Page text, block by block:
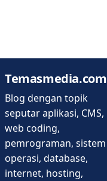
Temasmedia.com
Blog dengan topik
seputar aplikasi, CMS,
web coding,
pemrograman, sistem
operasi, database,
internet, hosting,